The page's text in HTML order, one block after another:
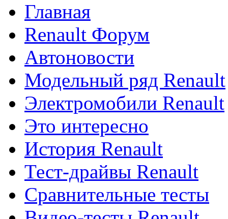
Главная
Renault Форум
Автоновости
Модельный ряд Renault
Электромобили Renault
Это интересно
История Renault
Тест-драйвы Renault
Сравнительные тесты